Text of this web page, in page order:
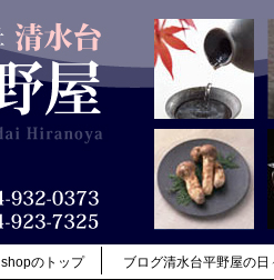
shopのトップ ブログ清水台平野屋の日